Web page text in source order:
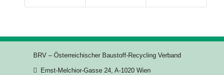
BRV – Österreichischer Baustoff-Recycling Verband
Ernst-Melchior-Gasse 24, A-1020 Wien